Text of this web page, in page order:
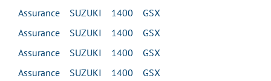
Assurance SUZUKI 1400 GSX
Assurance SUZUKI 1400 GSX
Assurance SUZUKI 1400 GSX
Assurance SUZUKI 1400 GSX